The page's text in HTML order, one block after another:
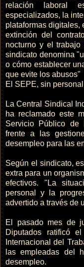
relación laboral
especializados, la
plataformas digitales,
extinción del
nocturno y el
sindicato denomina
o cómo establecer
que evite los abusos"
El SEPE, sin
La Central Sindical
ha reclamado este
Servicio Público de
frente a las
desempleo para las
Según el sindicato,
extra para un
efectivos. "La
personal y la
advertido a través de
El pasado mes de
Diputados ratificó
Internacional del
las empleadas del
desempleo.